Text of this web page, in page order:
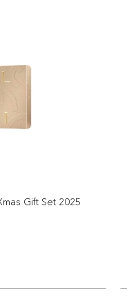
Gift Set 2025